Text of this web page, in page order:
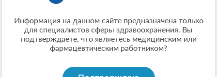
Информация на данном сайте предназначена только
для специалистов сферы здравоохранения. Вы
подтверждаете, что являетесь медицинским или
фармацевтическим работником?